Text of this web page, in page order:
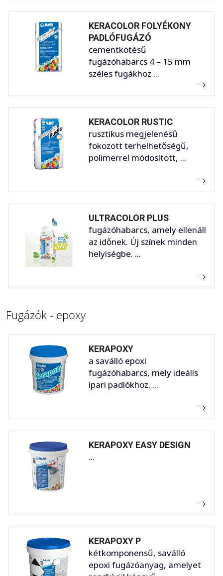
KERACOLOR FOLYÉKONY
PADLÓFUGÁZÓ
cementkötésű
fugázóhabarcs 4 – 15 mm
széles fugákhoz ...
KERACOLOR RUSTIC
rusztikus megjelenésű
fokozott terhelhetőségű,
polimerrel módosított, ...
ULTRACOLOR PLUS
fugázóhabarcs, amely ellenáll
az időnek. Új színek minden
helyiségbe. ...
Fugázók - epoxy
KERAPOXY
a saválló epoxi
fugázóhabarcs, mely ideális
ipari padlókhoz. ...
KERAPOXY EASY DESIGN
...
KERAPOXY P
kétkomponensű, saválló
epoxi fugázóanyag, amelyet